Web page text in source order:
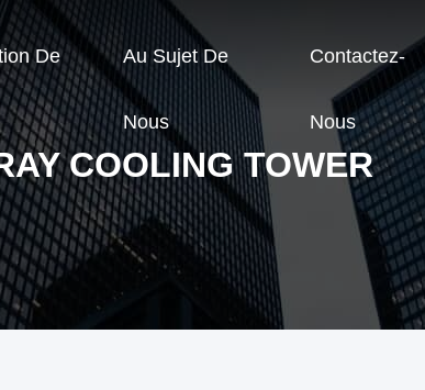
De Au Sujet De
Nous
Contactez-
Nous
COOLING TOWER